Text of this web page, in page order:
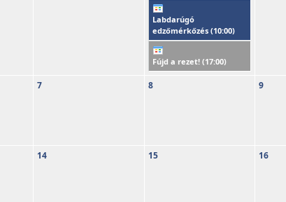
Labdarúgó
edzőmérkőzés (10:00)
Fújd a rezet! (17:00)
7 8 9
14 15 16